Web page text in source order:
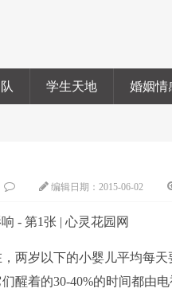
学生天地 婚姻情
编辑日期：2015-06-02
岁以下的小婴儿平均每天
醒着的30-40%的时间都由